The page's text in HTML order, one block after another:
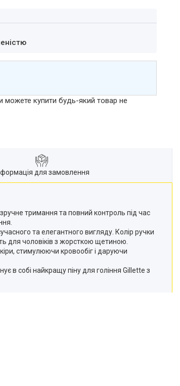
можете купити будь-який товар не
для замовлення
зручне тримання та повний контроль під час
та елегантного вигляду. Колір ручки
для чоловіків з жорсткою щетиною.
стимулюючи кровообіг і даруючи
в собі найкращу піну для гоління Gillette з